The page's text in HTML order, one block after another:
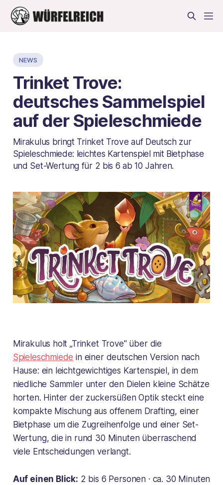
NEWS
Trinket Trove:
deutsches Sammelspiel
auf der Spieleschmiede
Mirakulus bringt Trinket Trove auf Deutsch zur
Spieleschmiede: leichtes Kartenspiel mit Bietphase
und Set-Wertung für 2 bis 6 ab 10 Jahren.
Mirakulus holt „Trinket Trove" über die
Spieleschmiede in einer deutschen Version nach
Hause: ein leichtgewichtiges Kartenspiel, in dem
niedliche Sammler unter den Dielen kleine Schätze
horten. Hinter der zuckersüßen Optik steckt eine
kompakte Mischung aus offenem Drafting, einer
Bietphase um die Zugreihenfolge und einer Set-
Wertung, die in rund 30 Minuten überraschend
viele Entscheidungen verlangt.
Auf einen Blick: 2 bis 6 Personen · ca. 30 Minuten